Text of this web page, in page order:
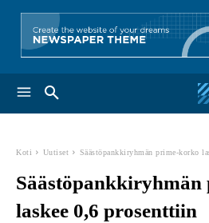
Koti Uutiset Säästöpankkiryhmän prime-korko
laskee 0,6 prosenttiin